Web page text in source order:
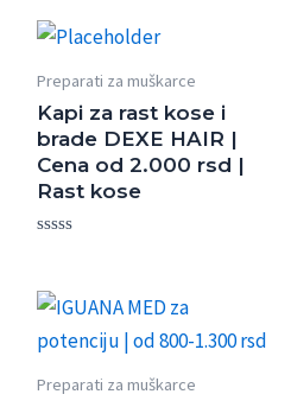
Preparati za muškarce
Kapi za rast kose i
brade DEXE HAIR |
Cena od 2.000 rsd |
Rast kose
of
5
Preparati za muškarce